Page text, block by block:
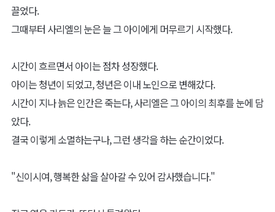
끌었다.
그때부터 사리엘의 눈은 늘 그 아이에게 머무르기 시작했다.
시간이 흐르면서 아이는 점차 성장했다.
아이는 청년이 되었고, 청년은 이내 노인으로 변해갔다.
시간이 지나 늙은 인간은 죽는다, 사리엘은 그 아이의 최후를 눈에 담
았다.
결국 이렇게 소멸하는구나, 그런 생각을 하는 순간이었다.
"신이시여, 행복한 삶을 살아갈 수 있어 감사했습니다."